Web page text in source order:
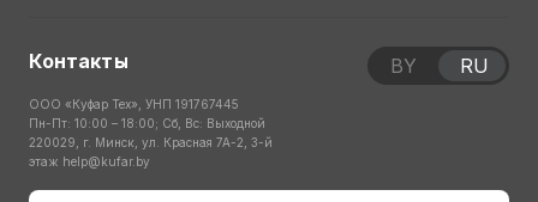
Контакты
ООО «Куфар Тех», УНП 191767445
Пн-Пт: 10:00 – 18:00; Сб, Вс: Выходной
220029, г. Минск, ул. Красная 7А-2, 3-й
этаж help@kufar.by
BY RU